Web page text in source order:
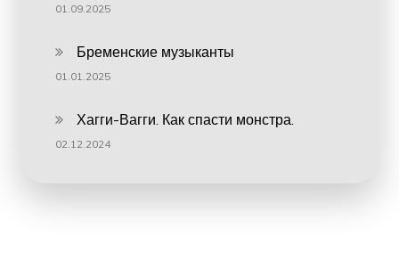
01.09.2025
Бременские музыканты
01.01.2025
Хагги-Вагги. Как спасти монстра.
02.12.2024